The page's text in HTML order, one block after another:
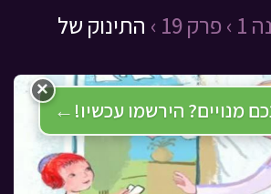
› פרק 19 ›
התינוק של
מנויים? הירשמו עכשיו! ←
×